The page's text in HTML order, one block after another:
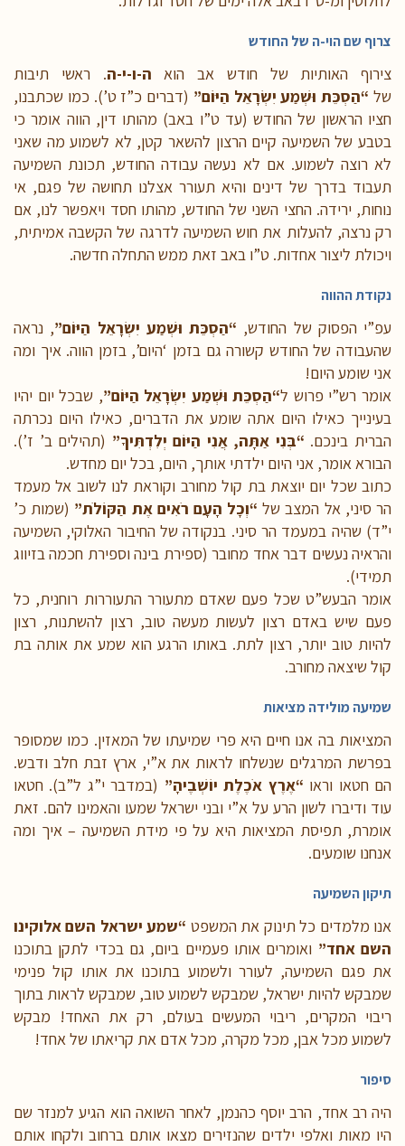
צרוף שם הוי-ה של החודש
צירוף האותיות של חודש אב הוא ה-ו-י-ה. ראשי תיבות
של “הַסְכֵּת וּשְׁמַע יִשְׂרָאֵל הַיּוֹם” (דברים כ”ז ט’). כמו שכתבנו,
חציו הראשון של החודש (עד ט”ו באב) מהותו דין, הווה אומר כי
בטבע של השמיעה קיים הרצון להשאר קטן, לא לשמוע מה שאני
לא רוצה לשמוע. אם לא נעשה עבודה החודש, תכונת השמיעה
תעבוד בדרך של דינים והיא תעורר אצלנו תחושה של פגם, אי
נוחות, ירידה. החצי השני של החודש, מהותו חסד ויאפשר לנו, אם
רק נרצה, להעלות את חוש השמיעה לדרגה של הקשבה אמיתית,
ויכולת ליצור אחדות. ט”ו באב זאת ממש התחלה חדשה.
נקודת ההווה
עפ”י הפסוק של החודש, “הַסְכֵּת וּשְׁמַע יִשְׂרָאֵל הַיּוֹם”, נראה
שהעבודה של החודש קשורה גם בזמן ‘היום’, בזמן הווה. איך ומה
אני שומע היום!
אומר רש”י פרוש ל“הַסְכֵּת וּשְׁמַע יִשְׂרָאֵל הַיּוֹם”, שבכל יום יהיו
בעינייך כאילו היום אתה שומע את הדברים, כאילו היום נכרתה
הברית בינכם. “בְּנִי אַתָּה, אֲנִי הַיּוֹם יְלִדְתִּיךָ” (תהילים ב’ ז’).
הבורא אומר, אני היום ילדתי אותך, היום, בכל יום מחדש.
כתוב שכל יום יוצאת בת קול מחורב וקוראת לנו לשוב אל מעמד
הר סיני, אל המצב של “וְכָל הָעָם רֹאִים אֶת הַקּוֹלֹת” (שמות כ’
י”ד) שהיה במעמד הר סיני. בנקודה של החיבור האלוקי, השמיעה
והראיה נעשים דבר אחד מחובר (ספירת בינה וספירת חכמה בזיווג
תמידי).
אומר הבעש”ט שכל פעם שאדם מתעורר התעוררות רוחנית, כל
פעם שיש באדם רצון לעשות מעשה טוב, רצון להשתנות, רצון
להיות טוב יותר, רצון לתת. באותו הרגע הוא שמע את אותה בת
קול שיצאה מחורב.
שמיעה מולידה מציאות
המציאות בה אנו חיים היא פרי שמיעתו של המאזין. כמו שמסופר
בפרשת המרגלים שנשלחו לראות את א”י, ארץ זבת חלב ודבש.
הם חטאו וראו “אֶרֶץ אֹכֶלֶת יוֹשְׁבֶיהָ” (במדבר י”ג ל”ב). חטאו
עוד ודיברו לשון הרע על א”י ובני ישראל שמעו והאמינו להם. זאת
אומרת, תפיסת המציאות היא על פי מידת השמיעה – איך ומה
אנחנו שומעים.
תיקון השמיעה
אנו מלמדים כל תינוק את המשפט “שמע ישראל השם אלוקינו
השם אחד” ואומרים אותו פעמיים ביום, גם בכדי לתקן בתוכנו
את פגם השמיעה, לעורר ולשמוע בתוכנו את אותו קול פנימי
שמבקש להיות ישראל, שמבקש לשמוע טוב, שמבקש לראות בתוך
ריבוי המקרים, ריבוי המעשים בעולם, רק את האחד! מבקש
לשמוע מכל אבן, מכל מקרה, מכל אדם את קריאתו של אחד!
סיפור
היה רב אחד, הרב יוסף כהנמן, לאחר השואה הוא הגיע למנזר שם
היו מאות ואלפי ילדים שהנזירים מצאו אותם ברחוב ולקחו אותם